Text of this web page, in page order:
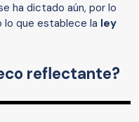
ha dictado aún, por lo
lo que establece la ley
reflectante?